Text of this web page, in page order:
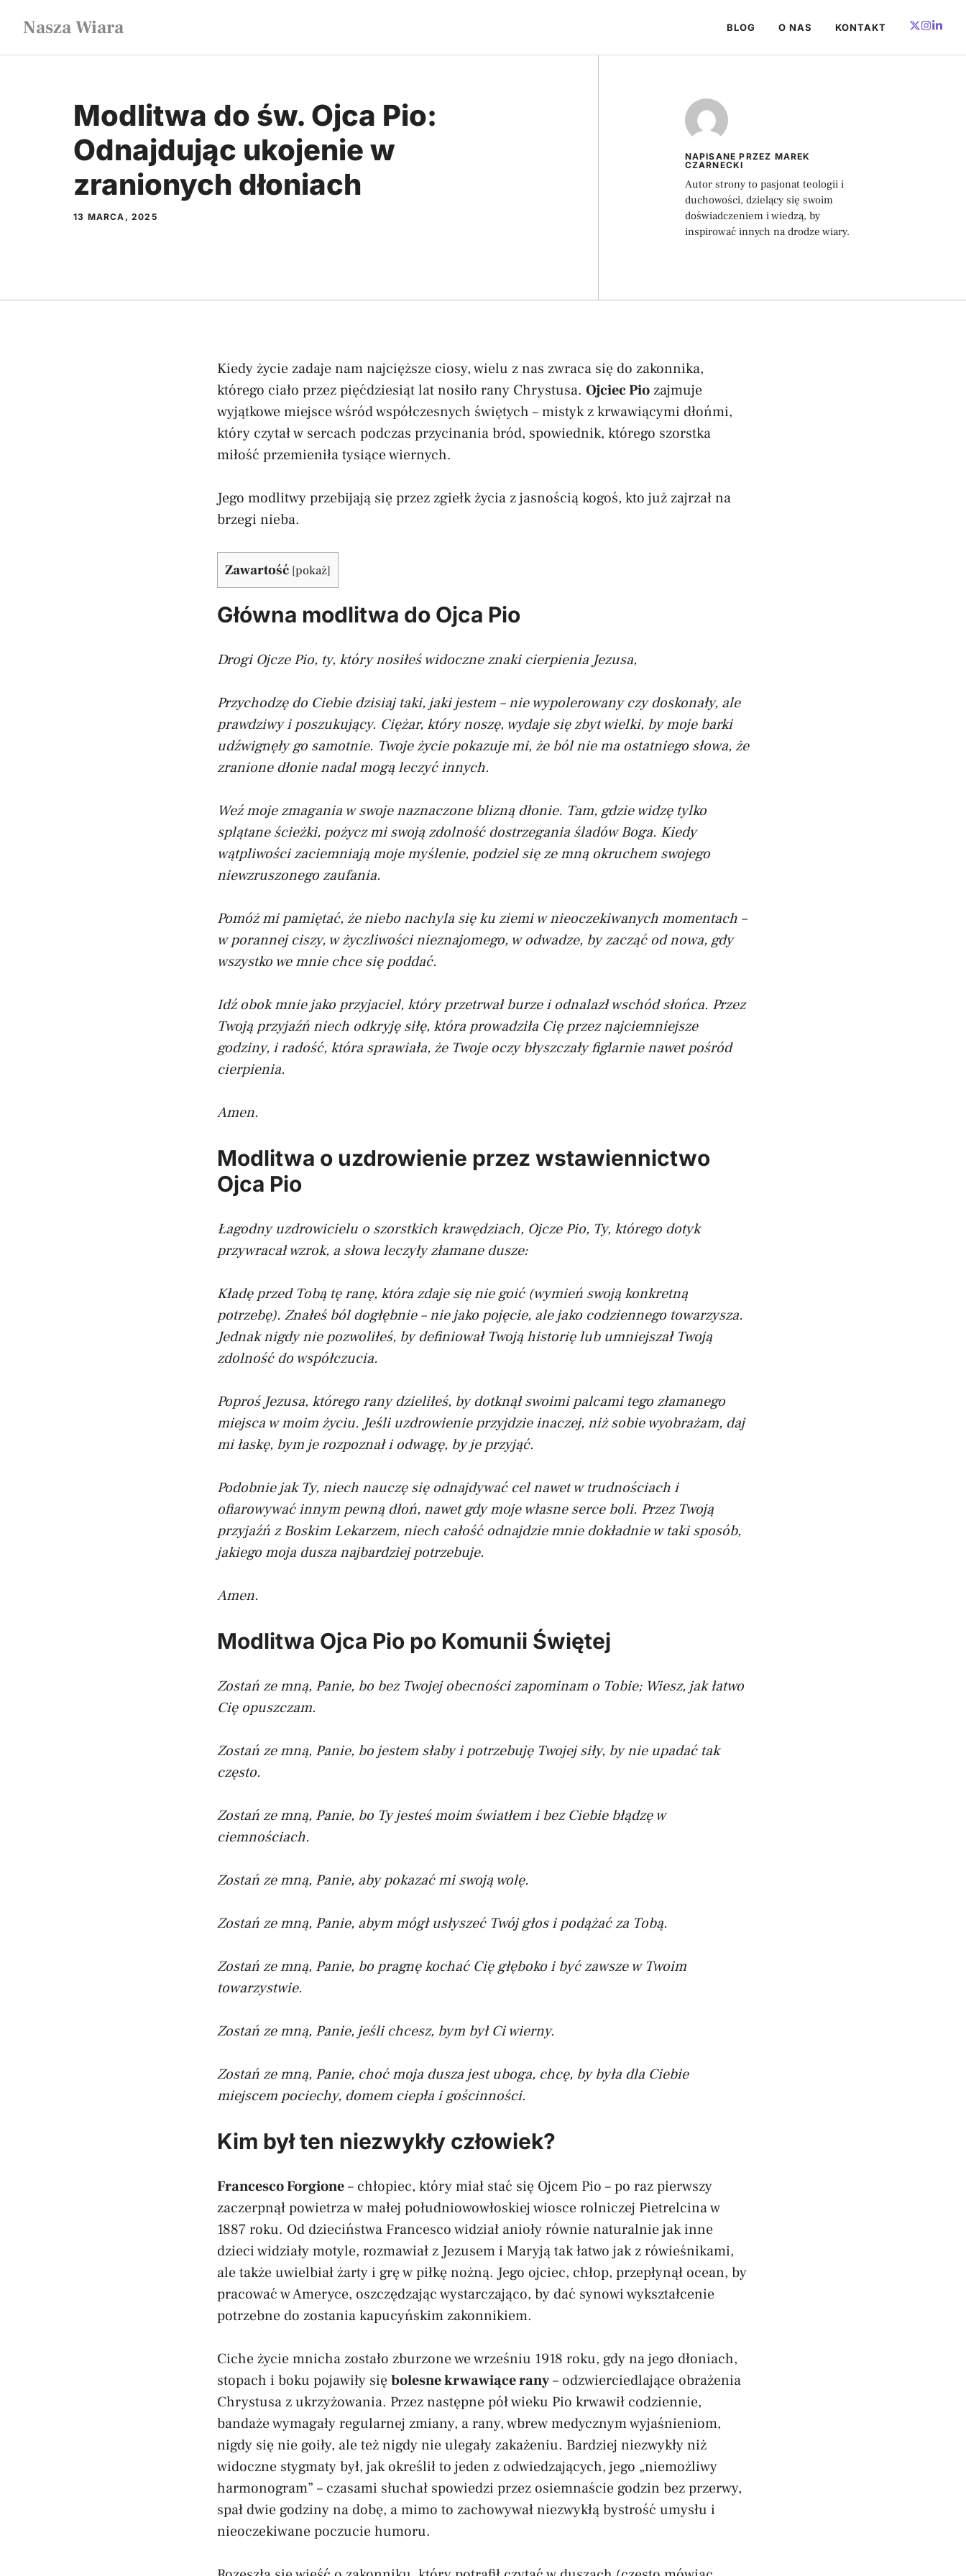
treści
Nasza Wiara BLOG O NAS KONTAKT
Modlitwa do św. Ojca Pio:
Odnajdując ukojenie w
zranionych dłoniach
13 MARCA, 2025
NAPISANE PRZEZ MAREK
CZARNECKI
Autor strony to pasjonat teologii i
duchowości, dzielący się swoim
doświadczeniem i wiedzą, by
inspirować innych na drodze wiary.
Kiedy życie zadaje nam najcięższe ciosy, wielu z nas zwraca się do zakonnika,
którego ciało przez pięćdziesiąt lat nosiło rany Chrystusa. Ojciec Piozajmuje
wyjątkowe miejsce wśród współczesnych świętych – mistyk z krwawiącymi dłońmi,
który czytał w sercach podczas przycinania bród, spowiednik, którego szorstka
miłość przemieniła tysiące wiernych.
Jego modlitwy przebijają się przez zgiełk życia z jasnością kogoś, kto już zajrzał na
brzegi nieba.
Zawartość [pokaż]
Główna modlitwa do Ojca Pio
Drogi Ojcze Pio, ty, który nosiłeś widoczne znaki cierpienia Jezusa,
Przychodzę do Ciebie dzisiaj taki, jaki jestem – nie wypolerowany czy doskonały, ale
prawdziwy i poszukujący. Ciężar, który noszę, wydaje się zbyt wielki, by moje barki
udźwignęły go samotnie. Twoje życie pokazuje mi, że ból nie ma ostatniego słowa, że
zranione dłonie nadal mogą leczyć innych.
Weź moje zmagania w swoje naznaczone blizną dłonie. Tam, gdzie widzę tylko
splątane ścieżki, pożycz mi swoją zdolność dostrzegania śladów Boga. Kiedy
wątpliwości zaciemniają moje myślenie, podziel się ze mną okruchem swojego
niewzruszonego zaufania.
Pomóż mi pamiętać, że niebo nachyla się ku ziemi w nieoczekiwanych momentach –
w porannej ciszy, w życzliwości nieznajomego, w odwadze, by zacząć od nowa, gdy
wszystko we mnie chce się poddać.
Idź obok mnie jako przyjaciel, który przetrwał burze i odnalazł wschód słońca. Przez
Twoją przyjaźń niech odkryję siłę, która prowadziła Cię przez najciemniejsze
godziny, i radość, która sprawiała, że Twoje oczy błyszczały figlarnie nawet pośród
cierpienia.
Amen.
Modlitwa o uzdrowienie przez wstawiennictwo
Ojca Pio
Łagodny uzdrowicielu o szorstkich krawędziach, Ojcze Pio, Ty, którego dotyk
przywracał wzrok, a słowa leczyły złamane dusze:
Kładę przed Tobą tę ranę, która zdaje się nie goić (wymień swoją konkretną
potrzebę). Znałeś ból dogłębnie – nie jako pojęcie, ale jako codziennego towarzysza.
Jednak nigdy nie pozwoliłeś, by definiował Twoją historię lub umniejszał Twoją
zdolność do współczucia.
Poproś Jezusa, którego rany dzieliłeś, by dotknął swoimi palcami tego złamanego
miejsca w moim życiu. Jeśli uzdrowienie przyjdzie inaczej, niż sobie wyobrażam, daj
mi łaskę, bym je rozpoznał i odwagę, by je przyjąć.
Podobnie jak Ty, niech nauczę się odnajdywać cel nawet w trudnościach i
ofiarowywać innym pewną dłoń, nawet gdy moje własne serce boli. Przez Twoją
przyjaźń z Boskim Lekarzem, niech całość odnajdzie mnie dokładnie w taki sposób,
jakiego moja dusza najbardziej potrzebuje.
Amen.
Modlitwa Ojca Pio po Komunii Świętej
Zostań ze mną, Panie, bo bez Twojej obecności zapominam o Tobie; Wiesz, jak łatwo
Cię opuszczam.
Zostań ze mną, Panie, bo jestem słabyi potrzebuję Twojej siły, by nie upadać tak
często.
Zostań ze mną, Panie, bo Ty jesteś moim światłemi bez Ciebie błądzę w
ciemnościach.
Zostań ze mną, Panie, aby pokazać mi swoją wolę.
Zostań ze mną, Panie, abym mógł usłyszeć Twój głosi podążać za Tobą.
Zostań ze mną, Panie, bo pragnę kochać Cię głębokoi być zawsze w Twoim
towarzystwie.
Zostań ze mną, Panie, jeśli chcesz, bym był Ci wierny.
Zostań ze mną, Panie, choć moja dusza jest uboga, chcę, by była dla Ciebie
miejscem pociechy, domem ciepła i gościnności.
Kim był ten niezwykły człowiek?
Francesco Forgione– chłopiec, który miał stać się Ojcem Pio – po raz pierwszy
zaczerpnął powietrza w małej południowowłoskiej wiosce rolniczej Pietrelcina w
1887 roku. Od dzieciństwa Francesco widział anioły równie naturalnie jak inne
dzieci widziały motyle, rozmawiał z Jezusem i Maryją tak łatwo jak z rówieśnikami,
ale także uwielbiał żarty i grę w piłkę nożną. Jego ojciec, chłop, przepłynął ocean, by
pracować w Ameryce, oszczędzając wystarczająco, by dać synowi wykształcenie
potrzebne do zostania kapucyńskim zakonnikiem.
Ciche życie mnicha zostało zburzone we wrześniu 1918 roku, gdy na jego dłoniach,
stopach i boku pojawiły siębolesne krwawiące rany– odzwierciedlające obrażenia
Chrystusa z ukrzyżowania. Przez następne pół wieku Pio krwawił codziennie,
bandaże wymagały regularnej zmiany, a rany, wbrew medycznym wyjaśnieniom,
nigdy się nie goiły, ale też nigdy nie ulegały zakażeniu. Bardziej niezwykły niż
widoczne stygmaty był, jak określił to jeden z odwiedzających, jego „niemożliwy
harmonogram” – czasami słuchał spowiedzi przez osiemnaście godzin bez przerwy,
spał dwie godziny na dobę, a mimo to zachowywał niezwykłą bystrość umysłu i
nieoczekiwane poczucie humoru.